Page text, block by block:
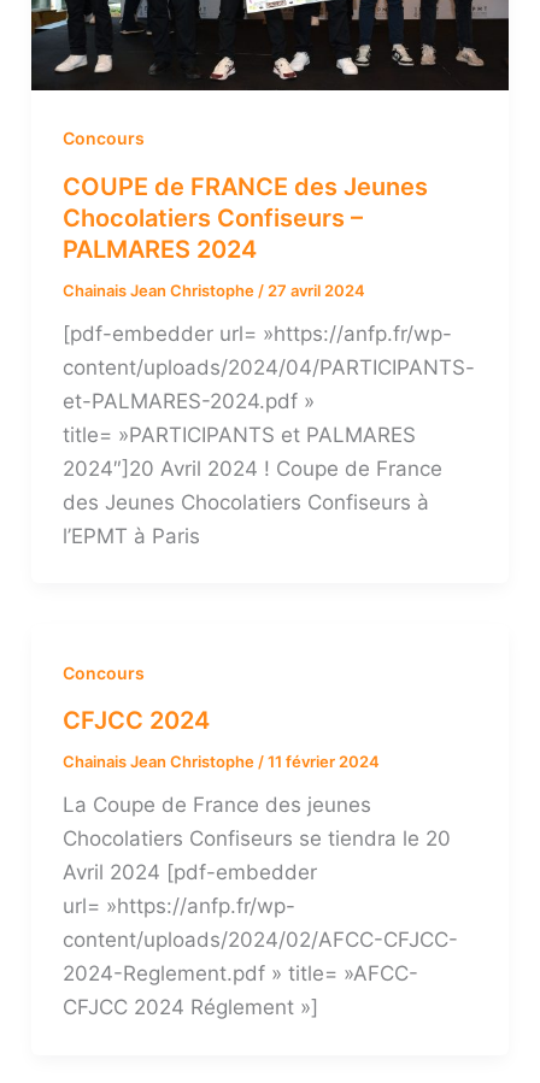
Concours
COUPE de FRANCE des Jeunes
Chocolatiers Confiseurs –
PALMARES 2024
Chainais Jean Christophe / 27 avril 2024
[pdf-embedder url= »https://anfp.fr/wp-
content/uploads/2024/04/PARTICIPANTS-
et-PALMARES-2024.pdf »
title= »PARTICIPANTS et PALMARES
2024″]20 Avril 2024 ! Coupe de France
des Jeunes Chocolatiers Confiseurs à
l’EPMT à Paris
Concours
CFJCC 2024
Chainais Jean Christophe/11 février 2024
La Coupe de France des jeunes
Chocolatiers Confiseurs se tiendra le 20
Avril 2024 [pdf-embedder
url= »https://anfp.fr/wp-
content/uploads/2024/02/AFCC-CFJCC-
2024-Reglement.pdf » title= »AFCC-
CFJCC 2024 Réglement »]